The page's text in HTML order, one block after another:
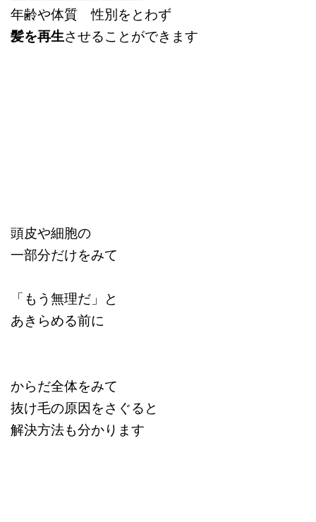
年齢や体質 性別をとわず
髪を再生させることができます
頭皮や細胞の
一部分だけをみて
「もう無理だ」と
あきらめる前に
からだ全体をみて
抜け毛の原因をさぐると
解決方法も分かります